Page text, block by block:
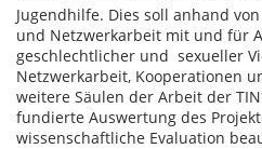
Jugendhilfe. Dies soll anhand
und Netzwerkarbeit mit und für
geschlechtlicher und sexueller
Netzwerkarbeit, Kooperationen
weitere Säulen der Arbeit der
fundierte Auswertung des
wissenschaftliche Evaluation